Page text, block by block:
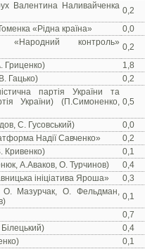
Валентина Наливайченка 0,2
«Рідна країна»
0,0
контроль» 0,2
Гриценко)
1,8
Гацько)
0,2
партія України та
України) (П.Симоненко, 0,5
С. Гусовський)
0,0
Надії Савченко»
0,2
Кривенко)
0,1
А.Аваков, О. Турчинов)
0,4
ініціатива Яроша»
0,3
О. Мазурчак, О. Фельдман, 0,1
0,7
0,4
0,1